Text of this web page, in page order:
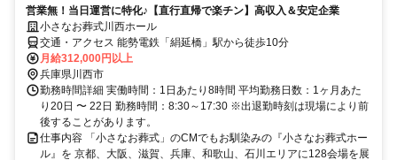
営業無！当日運営に特化♪【直行直帰で楽チン】高収入＆安定企業
小さなお葬式川西ホール
交通・アクセス 能勢電鉄「絹延橋」駅から徒歩10分
月給312,000円以上
兵庫県川西市
勤務時間詳細 実働時間：1日あたり8時間 平均勤務日数：1ヶ月あた
り20日 〜 22日 勤務時間：8:30～17:30 ※出退勤時刻は現場により前
後することがあります。
仕事内容 「小さなお葬式」のCMでもお馴染みの『小さなお葬式ホー
ル』を 京都、大阪、滋賀、兵庫、和歌山、石川エリアに128会場を展